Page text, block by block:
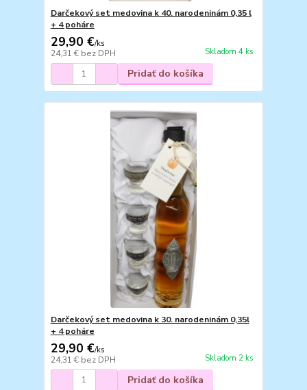
Darčekový set medovina k 40. narodeninám 0,35 l
+ 4 poháre
29,90 €/ks
24,31 € bez DPH Skladom 4 ks
Pridať do košíka
Darčekový set medovina k 30. narodeninám 0,35l
+ 4 poháre
29,90 €/ks
24,31 € bez DPH Skladom 2 ks
Pridať do košíka